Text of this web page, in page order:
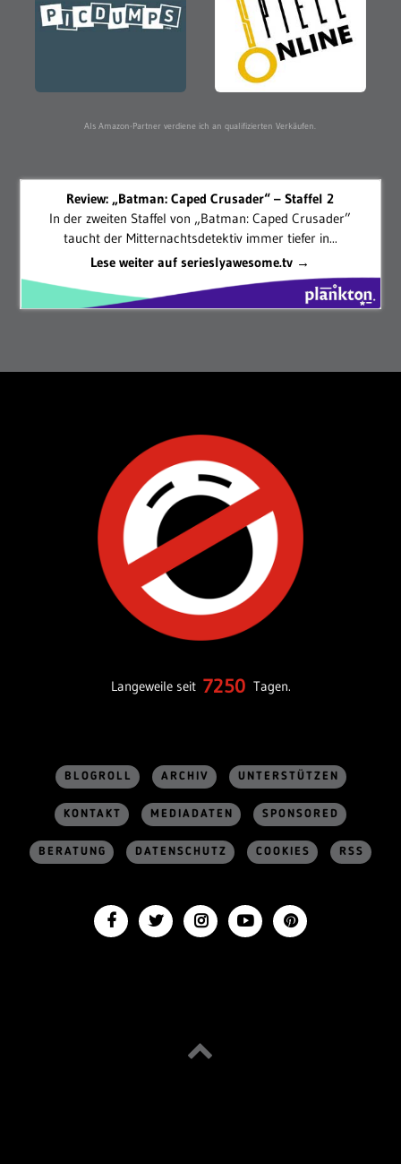
Als Amazon-Partner verdiene ich an qualifizierten Verkäufen.
Review: „Batman: Caped Crusader“ – Staffel 2
In der zweiten Staffel von „Batman: Caped Crusader”
taucht der Mitternachtsdetektiv immer tiefer in...
Lese weiter auf serieslyawesome.tv →
Langeweile seit 7250 Tagen.
BLOGROLL ARCHIV UNTERSTÜTZEN
KONTAKT MEDIADATEN SPONSORED
BERATUNG DATENSCHUTZ COOKIES RSS